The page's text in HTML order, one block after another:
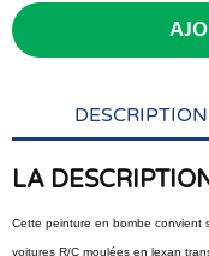
DESCRIPTION
LA
Cette peinture en bombe convient
voitures R/C moulées en lexan